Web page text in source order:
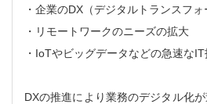
・企業のDX（デジタルトランスフ
・リモートワークのニーズの拡大
・IoTやビッグデータなどの急速な
DXの推進により業務のデジタル化